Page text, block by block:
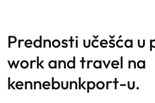
prednosti učešća u programu
work and travel na
kennebunkport-u.